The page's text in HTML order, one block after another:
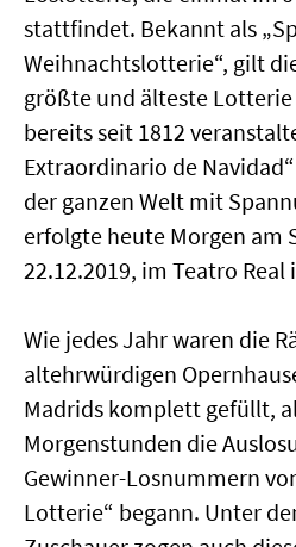
stattfindet. Bekannt als
Weihnachtslotterie“, gilt
größte und älteste Lotterie
bereits seit 1812
Extraordinario de
der ganzen Welt mit
erfolgte heute Morgen am
22.12.2019, im Teatro Real
Wie jedes Jahr waren die
altehrwürdigen
Madrids komplett gefüllt,
Morgenstunden die
Gewinner-Losnummern
Lotterie“ begann. Unter